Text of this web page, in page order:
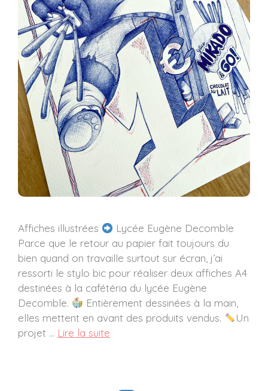
Affiches illustrées
Lycée Eugène Decomble
Parce que le retour au papier fait toujours du
bien quand on travaille surtout sur écran, j’ai
ressorti le stylo bic pour réaliser deux affiches A4
destinées à la cafétéria du lycée Eugène
Decomble.
Entièrement dessinées à la main,
elles mettent en avant des produits vendus.
Un
projet … Lire la suite